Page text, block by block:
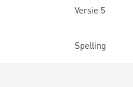
Versie 5
Spelling